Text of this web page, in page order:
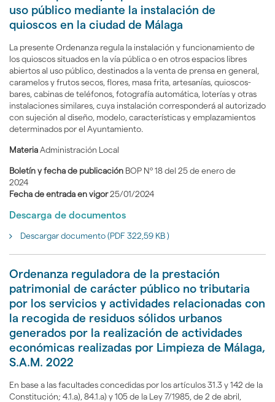
uso público mediante la instalación de
quioscos en la ciudad de Málaga
La presente Ordenanza regula la instalación y funcionamiento de
los quioscos situados en la vía pública o en otros espacios libres
abiertos al uso público, destinados a la venta de prensa en general,
caramelos y frutos secos, flores, masa frita, artesanías, quioscos-
bares, cabinas de teléfonos, fotografía automática, loterías y otras
instalaciones similares, cuya instalación corresponderá al autorizado
con sujeción al diseño, modelo, características y emplazamientos
determinados por el Ayuntamiento.
MateriaAdministración Local
Boletín y fecha de publicación BOP Nº 18 del 25 de enero de
2024
Fecha de entrada en vigor25/01/2024
Descarga de documentos
Descargar documento (PDF 322,59 KB )
Ordenanza reguladora de la prestación
patrimonial de carácter público no tributaria
por los servicios y actividades relacionadas con
la recogida de residuos sólidos urbanos
generados por la realización de actividades
económicas realizadas por Limpieza de Málaga,
S.A.M. 2022
En base a las facultades concedidas por los artículos 31.3 y 142 de la
Constitución; 4.1.a), 84.1.a) y 105 de la Ley 7/1985, de 2 de abril,